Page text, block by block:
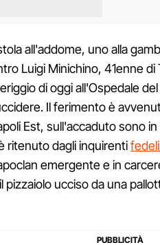
all'addome, uno alla
Luigi Minichino, 41enne
di oggi all'Ospedale
Il ferimento è
Est, sull'accaduto sono in
ritenuto dagli inquirenti
emergente e in
pizzaiolo ucciso da una